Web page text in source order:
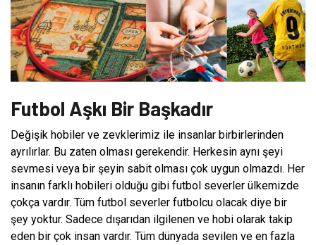
Futbol Aşkı Bir Başkadır
Değişik hobiler ve zevklerimiz ile insanlar birbirlerinden
ayrılırlar. Bu zaten olması gerekendir. Herkesin aynı şeyi
sevmesi veya bir şeyin sabit olması çok uygun olmazdı. Her
insanın farklı hobileri olduğu gibi futbol severler ülkemizde
çokça vardır. Tüm futbol severler futbolcu olacak diye bir
şey yoktur. Sadece dışarıdan ilgilenen ve hobi olarak takip
eden bir çok insan vardır. Tüm dünyada sevilen ve en fazla